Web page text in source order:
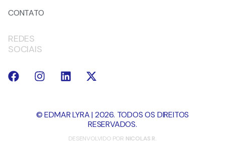
CONTATO
REDES
SOCIAIS
© EDMAR LYRA | 2026. TODOS OS DIREITOS
RESERVADOS.
DESENVOLVIDO POR NICOLAS R.